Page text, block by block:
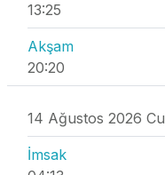
13:25
Akşam
20:20
14 Ağustos 2026 Cu
İmsak